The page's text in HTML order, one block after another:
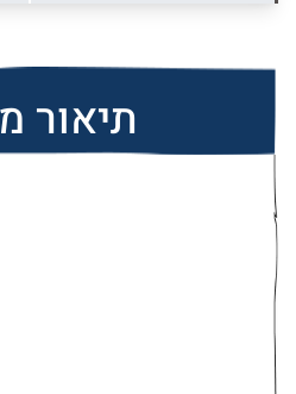
תיאור